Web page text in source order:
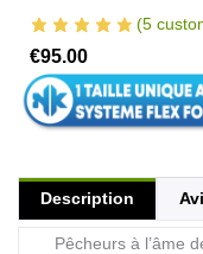
(5
€95.00
Description
Pêcheurs à l’âme